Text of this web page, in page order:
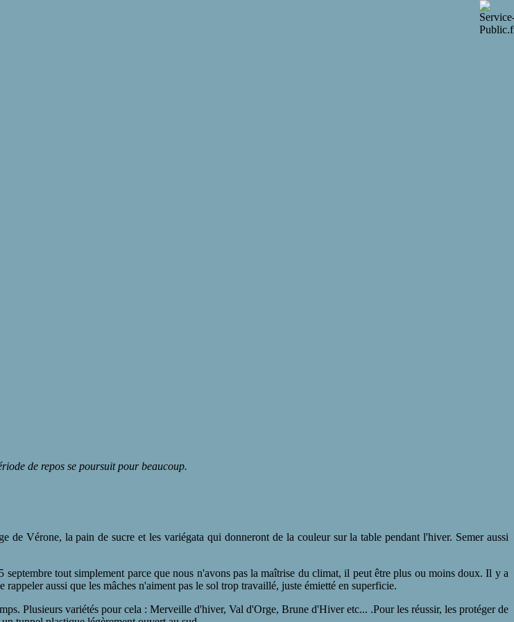
de repos se poursuit pour beaucoup.
de Vérone, la pain de sucre et les variégata qui donneront de la couleur sur la table pendant l'hiver. Semer aussi
septembre tout simplement parce que nous n'avons pas la maîtrise du climat, il peut être plus ou moins doux. Il y a
aussi que les mâches n'aiment pas le sol trop travaillé, juste émietté en superficie.
Plusieurs variétés pour cela : Merveille d'hiver, Val d'Orge, Brune d'Hiver etc... .Pour les réussir, les protéger de